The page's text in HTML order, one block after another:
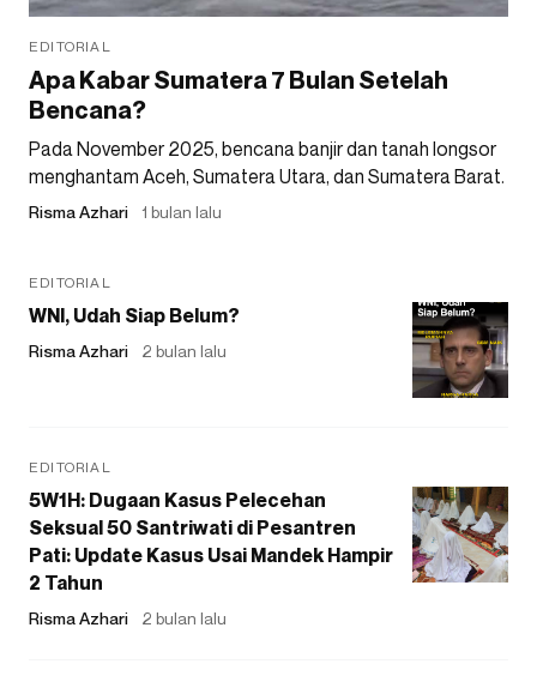
EDITORIAL
Apa Kabar Sumatera 7 Bulan Setelah
Bencana?
Pada November 2025, bencana banjir dan tanah longsor
menghantam Aceh, Sumatera Utara, dan Sumatera Barat.
Risma Azhari 1 bulan lalu
EDITORIAL
WNI, Udah Siap Belum?
Risma Azhari 2 bulan lalu
EDITORIAL
5W1H: Dugaan Kasus Pelecehan
Seksual 50 Santriwati di Pesantren
Pati: Update Kasus Usai Mandek Hampir
2 Tahun
Risma Azhari 2 bulan lalu